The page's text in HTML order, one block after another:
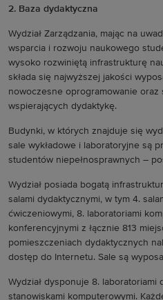
2. Baza dydaktyczna
Wydział Zarządzania, mając na
wsparcia i rozwoju naukowego
wysoko rozwiniętą infrastrukturę
składa się najwyższej jakości
nowoczesne oprogramowanie
wspierających dydaktykę.
Budynki, w których znajduje się
sale wykładowe i laboratoryjne są
studentów niepełnosprawnych –
Wydział posiada bogatą
salami dydaktycznymi, w tym 4.
ćwiczeniowymi, 8. laboratoriami
konferencyjnymi z łącznie 813
pomieszczeniach dydaktycznych
dostęp do Internetu. Sale są
Wydział dysponuje 8. laboratoriami
stanowiskami komputerowymi.